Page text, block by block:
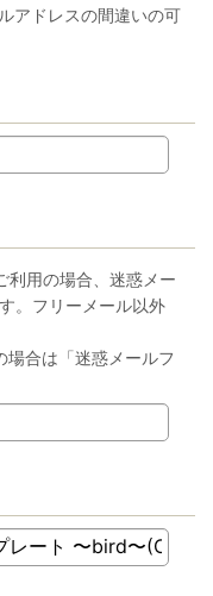
アドレスの間違いの可
利用の場合、迷惑メー
。フリーメール以外
場合は「迷惑メールフ